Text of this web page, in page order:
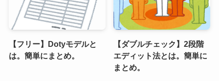
【フリー】Dotyモデルと
は。簡単にまとめ。
【ダブルチェック】2段階
エディット法とは。簡単に
まとめ。